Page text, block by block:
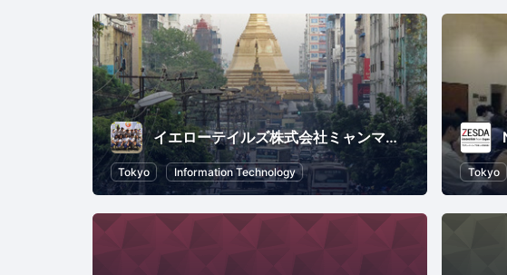
イエローテイルズ株式会社ミャンマーセミナー事務局
Tokyo Information Technology Tokyo